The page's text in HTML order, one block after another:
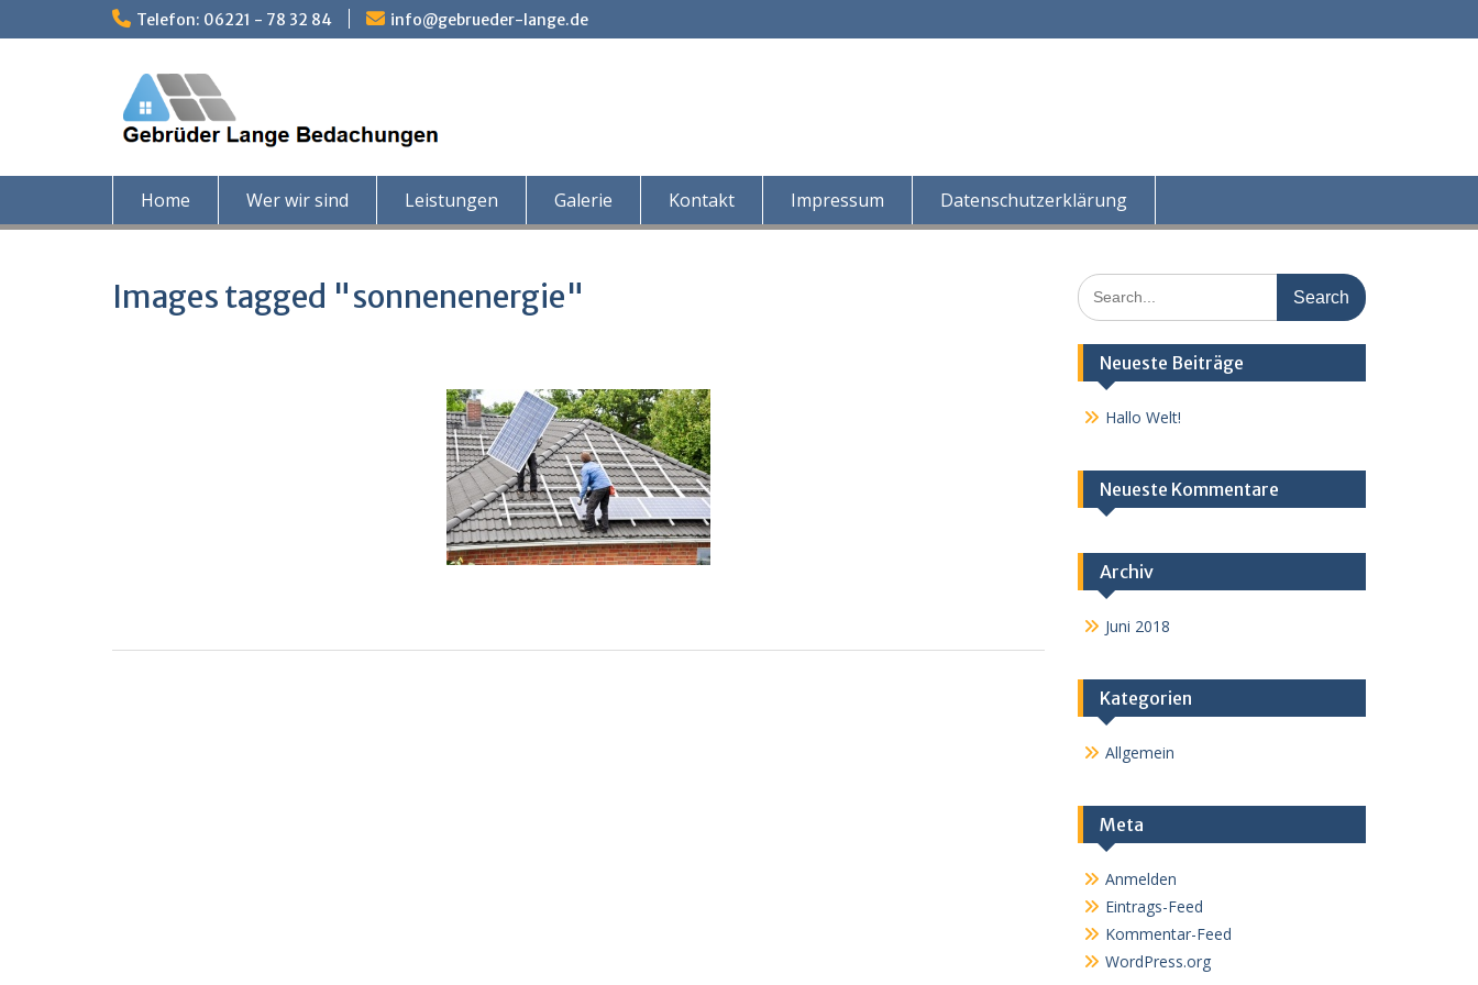
to
Telefon: 06221 - 78 32 84 info@gebrueder-lange.de
Home Wer wir sind Leistungen Galerie Kontakt Impressum Datenschutzerklärung
Images tagged "sonnenenergie"
Search
for:
Neueste Beiträge
Hallo Welt!
Neueste Kommentare
Archiv
Juni 2018
Kategorien
Allgemein
Meta
Anmelden
Eintrags-Feed
Kommentar-Feed
WordPress.org